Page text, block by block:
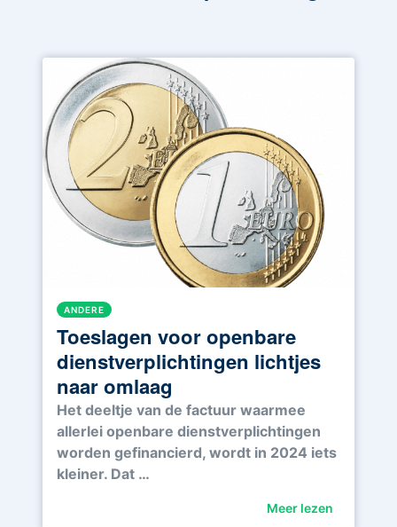
ANDERE
Toeslagen voor openbare
dienstverplichtingen lichtjes
naar omlaag
Het deeltje van de factuur waarmee
allerlei openbare dienstverplichtingen
worden gefinancierd, wordt in 2024 iets
kleiner. Dat …
Meer lezen